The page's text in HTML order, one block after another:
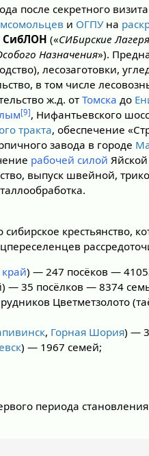
после секретного визита
и ОГПУна
СибЛОН («СИБирские
Назначения»).
лесозаготовки,
в том числе
ж.д. отТомска до
[9], Нифантьевского
тракта, обеспечение
завода в городе
рабочей силой
выпуск швейной,
крестьянство,
) — 247 посёков —
— 35 посёлков — 8374
Цветметзолото
, Горная Шория) —
) — 1967 семей;
периода